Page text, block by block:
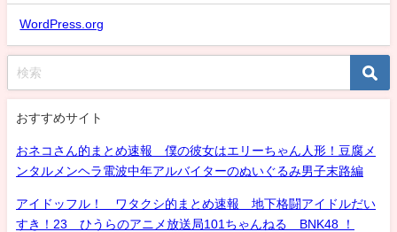
WordPress.org
おすすめサイト
おネコさん的まとめ速報 僕の彼女はエリーちゃん人形！豆腐メ
ンタルメンヘラ電波中年アルバイターのぬいぐるみ男子末路編
アイドッフル！ ワタクシ的まとめ速報 地下格闘アイドルだい
すき！23 ひうらのアニメ放送局101ちゃんねる BNK48 ！